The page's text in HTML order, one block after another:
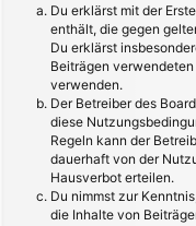
Du erklärst mit der
enthält, die gegen
Du erklärst
Beiträgen
verwenden.
Der Betreiber des
diese
Regeln kann der
dauerhaft von der
Hausverbot erteilen.
Du nimmst zur
die Inhalte von